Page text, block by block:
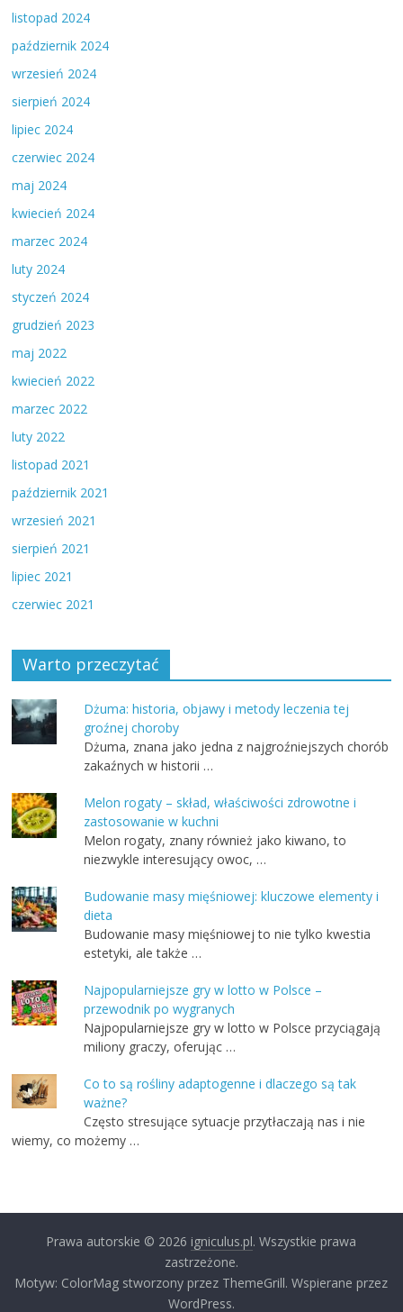
listopad 2024
październik 2024
wrzesień 2024
sierpień 2024
lipiec 2024
czerwiec 2024
maj 2024
kwiecień 2024
marzec 2024
luty 2024
styczeń 2024
grudzień 2023
maj 2022
kwiecień 2022
marzec 2022
luty 2022
listopad 2021
październik 2021
wrzesień 2021
sierpień 2021
lipiec 2021
czerwiec 2021
Warto przeczytać
Dżuma: historia, objawy i metody leczenia tej
groźnej choroby
Dżuma, znana jako jedna z najgroźniejszych chorób
zakaźnych w historii …
Melon rogaty – skład, właściwości zdrowotne i
zastosowanie w kuchni
Melon rogaty, znany również jako kiwano, to
niezwykle interesujący owoc, …
Budowanie masy mięśniowej: kluczowe elementy i
dieta
Budowanie masy mięśniowej to nie tylko kwestia
estetyki, ale także …
Najpopularniejsze gry w lotto w Polsce –
przewodnik po wygranych
Najpopularniejsze gry w lotto w Polsce przyciągają
miliony graczy, oferując …
Co to są rośliny adaptogenne i dlaczego są tak
ważne?
Często stresujące sytuacje przytłaczają nas i nie
wiemy, co możemy …
Prawa autorskie © 2026 igniculus.pl. Wszystkie prawa
zastrzeżone.
Motyw: ColorMag stworzony przez ThemeGrill. Wspierane przez
WordPress.